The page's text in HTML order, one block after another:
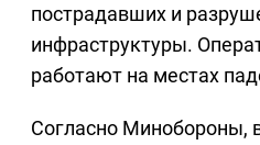
пострадавших и
инфраструктуры.
работают на местах
Согласно Минобороны,